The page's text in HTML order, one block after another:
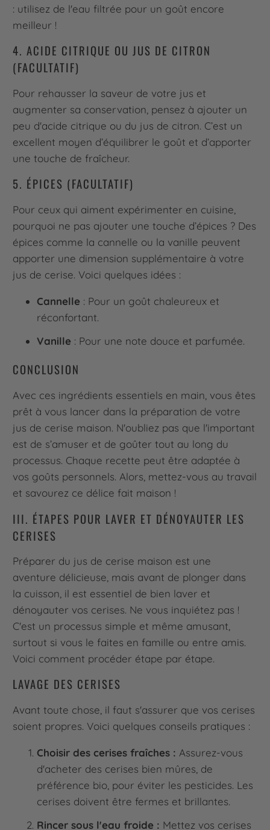
: utilisez de l'eau filtrée pour un goût encore
meilleur !
4. ACIDE CITRIQUE OU JUS DE CITRON
(FACULTATIF)
Pour rehausser la saveur de votre jus et
augmenter sa conservation, pensez à ajouter un
peu d'acide citrique ou du jus de citron. C’est un
excellent moyen d’équilibrer le goût et d’apporter
une touche de fraîcheur.
5. ÉPICES (FACULTATIF)
Pour ceux qui aiment expérimenter en cuisine,
pourquoi ne pas ajouter une touche d’épices ? Des
épices comme la cannelle ou la vanille peuvent
apporter une dimension supplémentaire à votre
jus de cerise. Voici quelques idées :
Cannelle : Pour un goût chaleureux et
réconfortant.
Vanille : Pour une note douce et parfumée.
CONCLUSION
Avec ces ingrédients essentiels en main, vous êtes
prêt à vous lancer dans la préparation de votre
jus de cerise maison. N'oubliez pas que l'important
est de s’amuser et de goûter tout au long du
processus. Chaque recette peut être adaptée à
vos goûts personnels. Alors, mettez-vous au travail
et savourez ce délice fait maison !
III. ÉTAPES POUR LAVER ET DÉNOYAUTER LES
CERISES
Préparer du jus de cerise maison est une
aventure délicieuse, mais avant de plonger dans
la cuisson, il est essentiel de bien laver et
dénoyauter vos cerises. Ne vous inquiétez pas !
C'est un processus simple et même amusant,
surtout si vous le faites en famille ou entre amis.
Voici comment procéder étape par étape.
LAVAGE DES CERISES
Avant toute chose, il faut s'assurer que vos cerises
soient propres. Voici quelques conseils pratiques :
Choisir des cerises fraîches : Assurez-vous
d'acheter des cerises bien mûres, de
préférence bio, pour éviter les pesticides. Les
cerises doivent être fermes et brillantes.
Rincer sous l'eau froide : Mettez vos cerises